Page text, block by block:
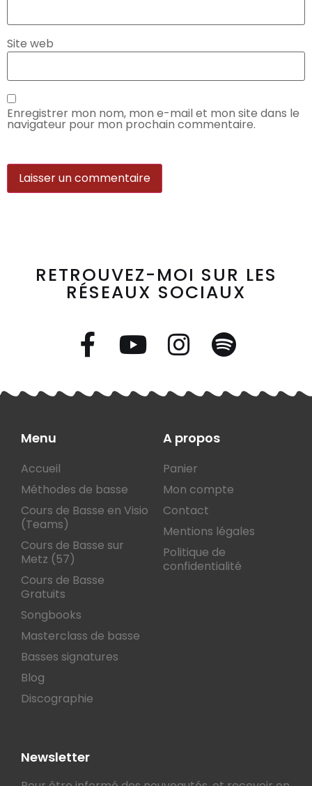
Site web
Enregistrer mon nom, mon e-mail et mon site dans le
navigateur pour mon prochain commentaire.
RETROUVEZ-MOI SUR LES
RÉSEAUX SOCIAUX
Menu
Accueil
Méthodes de basse
Cours de Basse en Visio
(Teams)
Cours de Basse sur
Metz (57)
Cours de Basse
Gratuits
Songbooks
Masterclass de basse
Basses signatures
Blog
Discographie
A propos
Panier
Mon compte
Contact
Mentions légales
Politique de
confidentialité
Newsletter